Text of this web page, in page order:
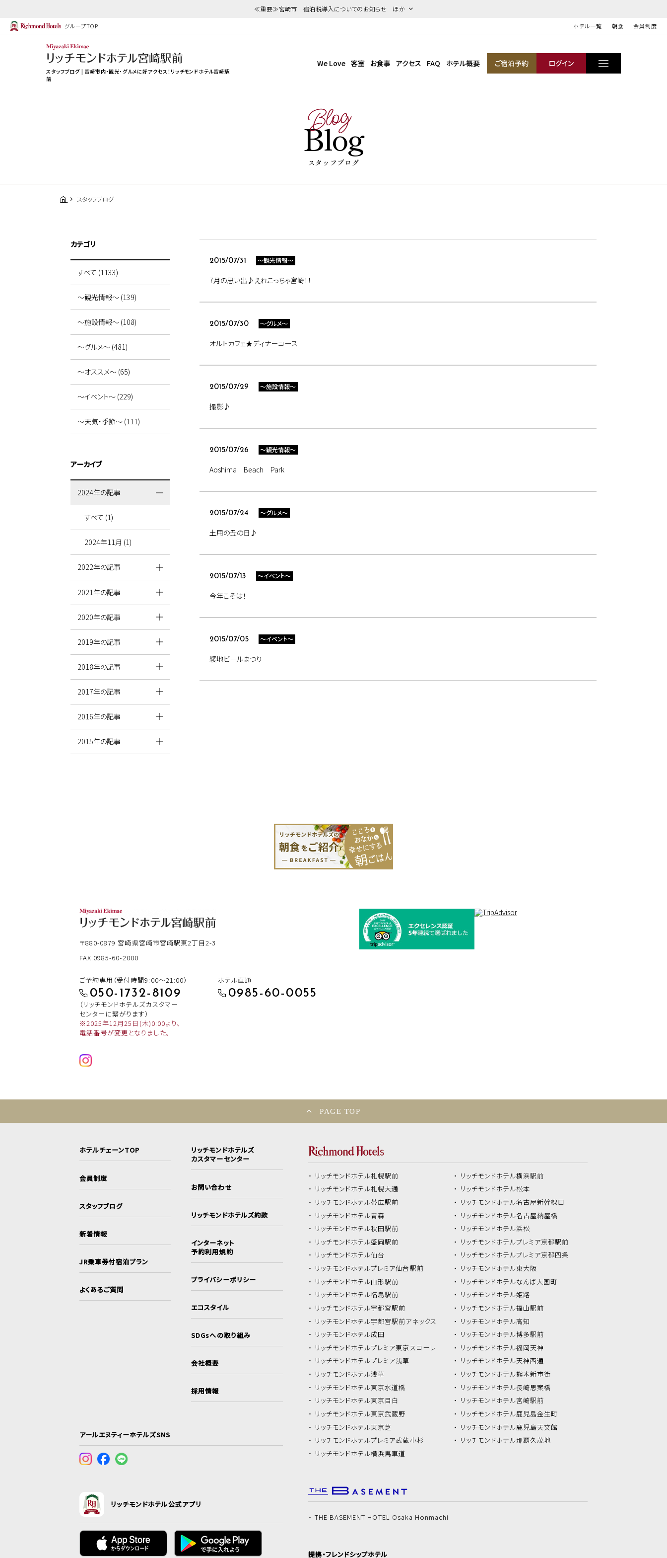
≪重要≫宮崎市 宿泊税導入についてのお知らせ ほか
グループTOP ホテル一覧 朝食 会員制度
スタッフブログ | 宮崎市内・観光・グルメに好アクセス！リッチモンドホテル宮崎駅
前
We Love 客室 お食事 アクセス FAQ ホテル概要 ご宿泊予約 ログイン
Blog
Blog
スタッフブログ
スタッフブログ
2015/07/31 ～観光情報～
7月の思い出♪えれこっちゃ宮崎！！
2015/07/30 ～グルメ～
オルトカフェ★ディナーコース
2015/07/29 ～施設情報～
撮影♪
2015/07/26 ～観光情報～
Aoshima Beach Park
2015/07/24 ～グルメ～
土用の丑の日♪
2015/07/13 ～イベント～
今年こそは！
2015/07/05 ～イベント～
綾地ビールまつり
カテゴリ
すべて (1133)
～観光情報～ (139)
～施設情報～ (108)
～グルメ～ (481)
～オススメ～ (65)
～イベント～ (229)
～天気・季節～ (111)
アーカイブ
2024年の記事
すべて (1)
2024年11月 (1)
2022年の記事
2021年の記事
2020年の記事
2019年の記事
2018年の記事
2017年の記事
2016年の記事
2015年の記事
〒880-0879 宮崎県宮崎市宮崎駅東2丁目2-3
FAX:0985-60-2000
ご予約専用（受付時間9:00～21:00）
050-1732-8109
（リッチモンドホテルズカスタマー
センターに繋がります）
※2025年12月25日(木)0:00より、
電話番号が変更となりました。
ホテル直通
0985-60-0055
PAGE TOP
ホテルチェーンTOP
会員制度
スタッフブログ
新着情報
JR乗車券付宿泊プラン
よくあるご質問
リッチモンドホテルズ
カスタマーセンター
お問い合わせ
リッチモンドホテルズ約款
インターネット
予約利用規約
プライバシーポリシー
エコスタイル
SDGsへの取り組み
会社概要
採用情報
アールエヌティーホテルズSNS
リッチモンドホテル公式アプリ
リッチモンドホテル札幌駅前
リッチモンドホテル札幌大通
リッチモンドホテル帯広駅前
リッチモンドホテル青森
リッチモンドホテル秋田駅前
リッチモンドホテル盛岡駅前
リッチモンドホテル仙台
リッチモンドホテルプレミア仙台駅前
リッチモンドホテル山形駅前
リッチモンドホテル福島駅前
リッチモンドホテル宇都宮駅前
リッチモンドホテル宇都宮駅前アネックス
リッチモンドホテル成田
リッチモンドホテルプレミア東京スコーレ
リッチモンドホテルプレミア浅草
リッチモンドホテル浅草
リッチモンドホテル東京水道橋
リッチモンドホテル東京目白
リッチモンドホテル東京武蔵野
リッチモンドホテル東京芝
リッチモンドホテルプレミア武蔵小杉
リッチモンドホテル横浜馬車道
リッチモンドホテル横浜駅前
リッチモンドホテル松本
リッチモンドホテル名古屋新幹線口
リッチモンドホテル名古屋納屋橋
リッチモンドホテル浜松
リッチモンドホテルプレミア京都駅前
リッチモンドホテルプレミア京都四条
リッチモンドホテル東大阪
リッチモンドホテルなんば大国町
リッチモンドホテル姫路
リッチモンドホテル福山駅前
リッチモンドホテル高知
リッチモンドホテル博多駅前
リッチモンドホテル福岡天神
リッチモンドホテル天神西通
リッチモンドホテル熊本新市街
リッチモンドホテル長崎思案橋
リッチモンドホテル宮崎駅前
リッチモンドホテル鹿児島金生町
リッチモンドホテル鹿児島天文館
リッチモンドホテル那覇久茂地
THE BASEMENT HOTEL Osaka Honmachi
提携・フレンドシップホテル